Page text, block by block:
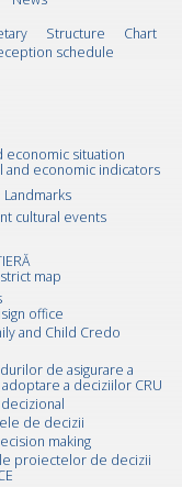
Structure
Chart
schedule
economic situation
and economic indicators
Landmarks
cultural events
map
office
and Child Credo
de asigurare a
a deciziilor CRU
de decizii
making
proiectelor de decizii